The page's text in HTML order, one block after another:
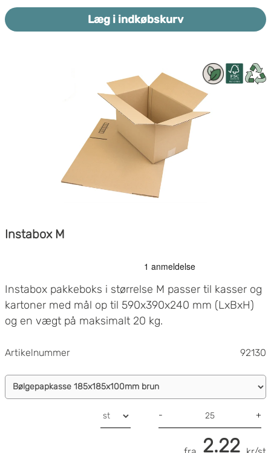
kvalitetsopplevelse for din kunde. Gør en positiv
forandring og skift til en naturlig løsning.
Elegant design - Vis omtanke
Positiv forandring - Gør en forskel
Læg i indkøbskurv
Instabox M
Instabox pakkeboks i størrelse M passer til kasser og
kartoner med mål op til 590x390x240 mm (LxBxH)
og en vægt på maksimalt 20 kg.
Artikelnummer 92130
- +
2.22